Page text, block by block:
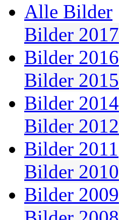
Alle Bilder
Bilder 2017
Bilder 2016
Bilder 2015
Bilder 2014
Bilder 2012
Bilder 2011
Bilder 2010
Bilder 2009